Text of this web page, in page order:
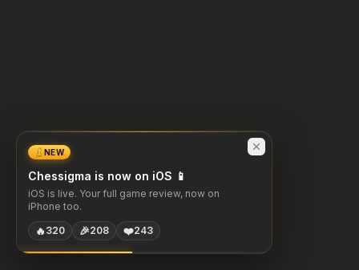
NEW
Chessigma is now on iOS 📱
iOS is live. Your full game review, now on
iPhone too.
🔥 320 🎉208 ❤️243